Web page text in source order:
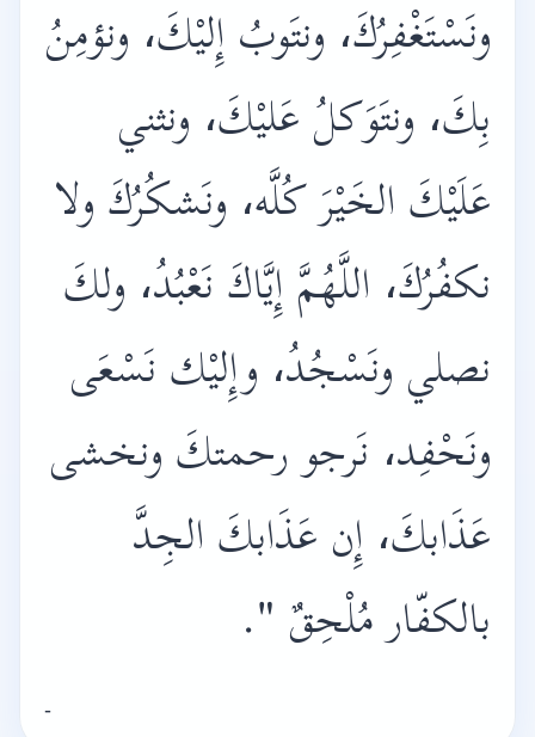
ونَسْتَغْفِرُكَ، ونتَوبُ إِليْكَ، ونؤمِنُ
بِكَ، ونتَوَكلُ عَليْكَ، ونثني
عَلَيْكَ الخَيْرَ كُلَّه، ونَشكُرُكَ ولا
نكفُرُكَ، اللَّهُمَّ إِيَّاكَ نَعْبُدُ، ولكَ
نصلي ونَسْجُدُ، وإِليْك نَسْعَى
ونَحْفِد، نَرجو رحمتكَ ونخشى
عَذَابكَ، إِن عَذَابكَ الجِدَّ
بالكفّار مُلْحِقٌ ".
-